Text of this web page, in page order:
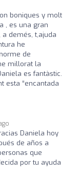
boniques y molt
, es una gran
demés, t,ajuda
he
de
millorat la
es fantàstic.
esta “encantada
Daniela hoy
de años a
que
por tu ayuda